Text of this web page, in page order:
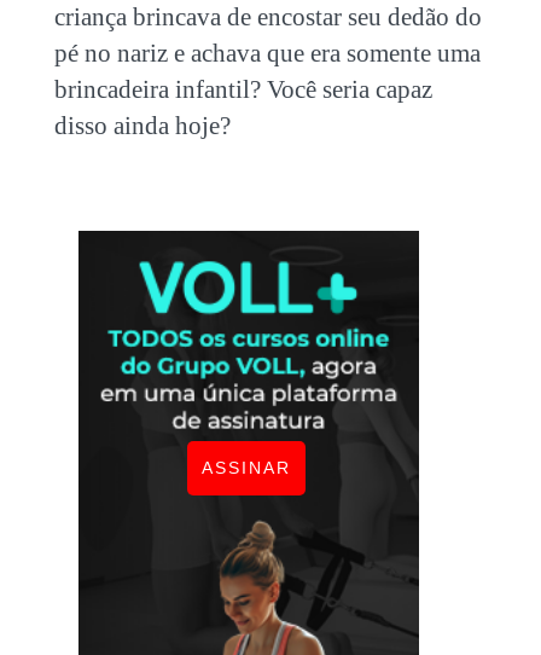
criança brincava de encostar seu dedão do
pé no nariz e achava que era somente uma
brincadeira infantil? Você seria capaz
disso ainda hoje?
ASSINAR